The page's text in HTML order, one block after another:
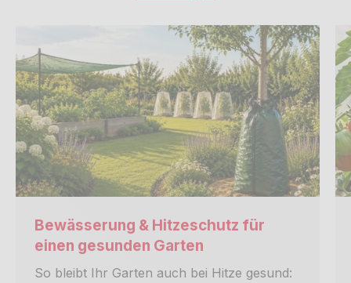
Bewässerung & Hitzeschutz für
einen gesunden Garten
So bleibt Ihr Garten auch bei Hitze gesund: